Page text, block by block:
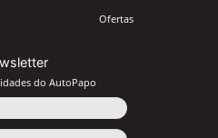
Ofertas
do AutoPapo